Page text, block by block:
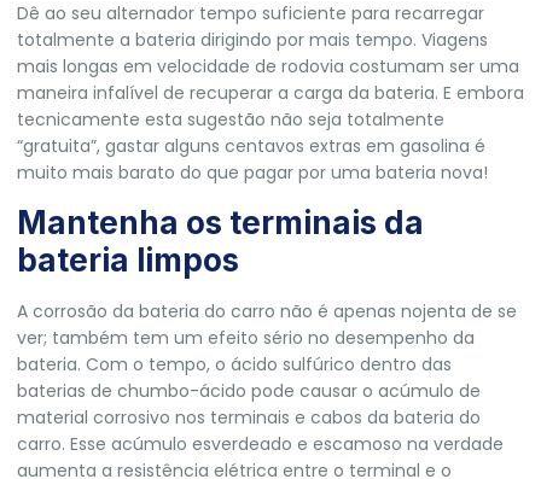
Dê ao seu alternador tempo suficiente para recarregar
totalmente a bateria dirigindo por mais tempo. Viagens
mais longas em velocidade de rodovia costumam ser uma
maneira infalível de recuperar a carga da bateria. E embora
tecnicamente esta sugestão não seja totalmente
“gratuita”, gastar alguns centavos extras em gasolina é
muito mais barato do que pagar por uma bateria nova!
Mantenha os terminais da
bateria limpos
A corrosão da bateria do carro não é apenas nojenta de se
ver; também tem um efeito sério no desempenho da
bateria. Com o tempo, o ácido sulfúrico dentro das
baterias de chumbo-ácido pode causar o acúmulo de
material corrosivo nos terminais e cabos da bateria do
carro. Esse acúmulo esverdeado e escamoso na verdade
aumenta a resistência elétrica entre o terminal e o